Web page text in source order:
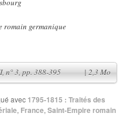
romain germanique
| 2,3 Mo
n° 3, pp. 388-395
avec 1795-1815 : Traités des
, France,Saint-Empire romain